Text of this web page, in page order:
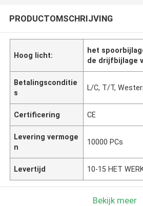
PRODUCTOMSCHRIJVING
Hoog licht:
het
de drijfbijlage
Betalingsconditie
s
L/C, T/T,
Certificering CE
Levering vermoge
n
10000 PCs
Levertijd 10-15 HET
Bekijk meer